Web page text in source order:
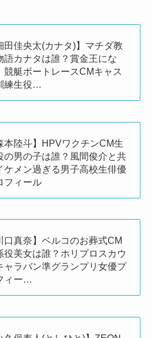
田佳央太(カナタ)】マチダ教
語カナタは誰？賞金王にな
競艇ボートレースCMキャス
練生役…
本陸斗】HPVワクチンCM生
の男の子は誰？風間俊介と共
ケメン過ぎる男子高校生俳優
フィール
口真奈】ベルコのお葬式CM
役美女は誰？ホリプロスカウ
ャラバン準グランプリ女優プ
ィー…